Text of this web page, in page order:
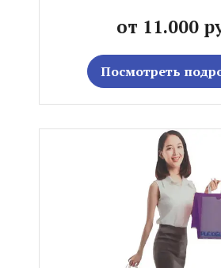
от 11.000
Посмотреть